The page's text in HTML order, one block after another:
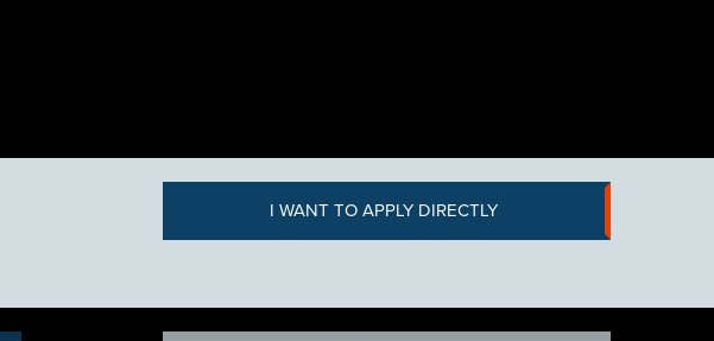
I WANT TO APPLY DIRECTLY